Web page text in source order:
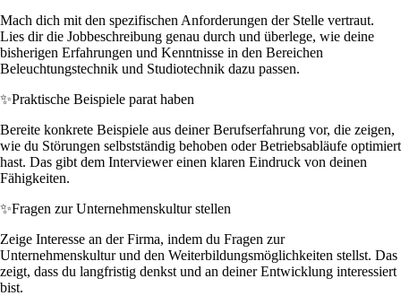
Mach dich mit den spezifischen Anforderungen der Stelle vertraut.
Lies dir die Jobbeschreibung genau durch und überlege, wie deine
bisherigen Erfahrungen und Kenntnisse in den Bereichen
Beleuchtungstechnik und Studiotechnik dazu passen.
✨Praktische Beispiele parat haben
Bereite konkrete Beispiele aus deiner Berufserfahrung vor, die zeigen,
wie du Störungen selbstständig behoben oder Betriebsabläufe optimiert
hast. Das gibt dem Interviewer einen klaren Eindruck von deinen
Fähigkeiten.
✨Fragen zur Unternehmenskultur stellen
Zeige Interesse an der Firma, indem du Fragen zur
Unternehmenskultur und den Weiterbildungsmöglichkeiten stellst. Das
zeigt, dass du langfristig denkst und an deiner Entwicklung interessiert
bist.